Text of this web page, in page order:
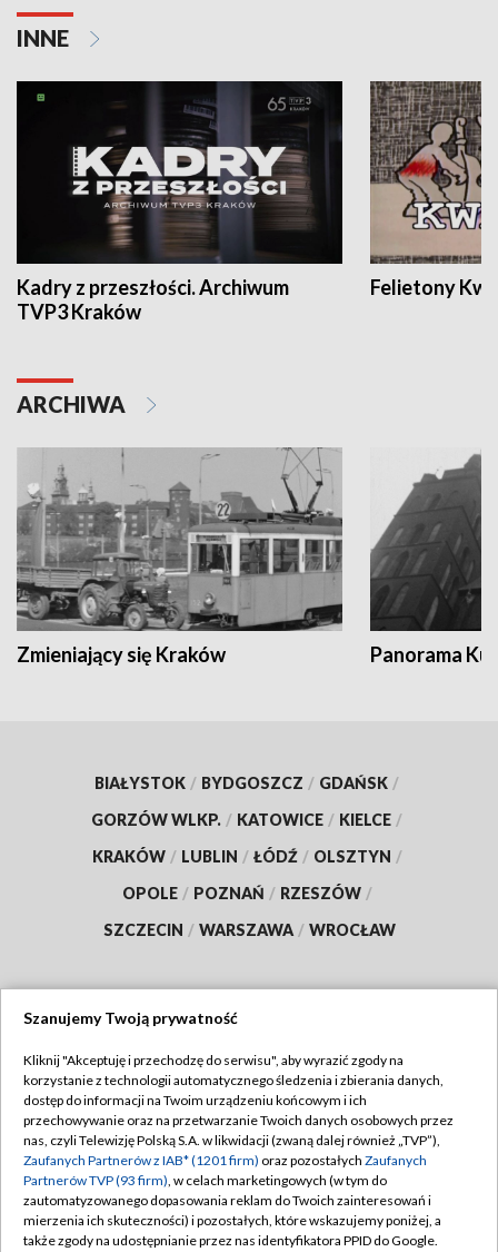
INNE
Kadry z przeszłości. Archiwum
TVP3 Kraków
Felietony
ARCHIWA
Zmieniający się Kraków Panorama
BIAŁYSTOK / BYDGOSZCZ / GDAŃSK /
GORZÓW WLKP. / KATOWICE / KIELCE /
KRAKÓW / LUBLIN / ŁÓDŹ / OLSZTYN /
OPOLE / POZNAŃ / RZESZÓW /
SZCZECIN / WARSZAWA / WROCŁAW
TVP
Abonament TVP
Emisja w TVP
Centrum informacji TVP
Naziemna Telewizja Cyfrowa
Regulamin TVP
Polityka prywatności
Moje zgody
Pomoc
Szanujemy Twoją prywatność
Kliknij "Akceptuję i przechodzę do serwisu", aby wyrazić zgody na
korzystanie z technologii automatycznego śledzenia i zbierania danych,
dostęp do informacji na Twoim urządzeniu końcowym i ich
przechowywanie oraz na przetwarzanie Twoich danych osobowych przez
nas, czyli Telewizję Polską S.A. w likwidacji (zwaną dalej również „TVP”),
Zaufanych Partnerów z IAB* (1201 firm) oraz pozostałych Zaufanych
Partnerów TVP (93 firm), w celach marketingowych (w tym do
zautomatyzowanego dopasowania reklam do Twoich zainteresowań i
mierzenia ich skuteczności) i pozostałych, które wskazujemy poniżej, a
także zgody na udostępnianie przez nas identyfikatora PPID do Google.